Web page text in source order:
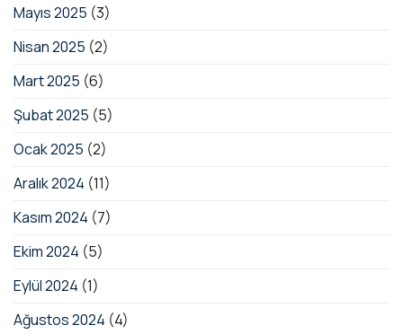
Mayıs 2025 (3)
Nisan 2025 (2)
Mart 2025 (6)
Şubat 2025 (5)
Ocak 2025 (2)
Aralık 2024 (11)
Kasım 2024 (7)
Ekim 2024 (5)
Eylül 2024 (1)
Ağustos 2024 (4)